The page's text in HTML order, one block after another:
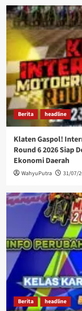
Berita headline
Klaten Gaspol!
Round 6 2026 Siap
Ekonomi Daerah
WahyuPutra 31/07/
Berita headline